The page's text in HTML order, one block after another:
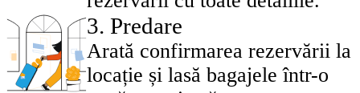
3. Predare
Arată confirmarea rezervării la
locație și lasă bagajele într-o